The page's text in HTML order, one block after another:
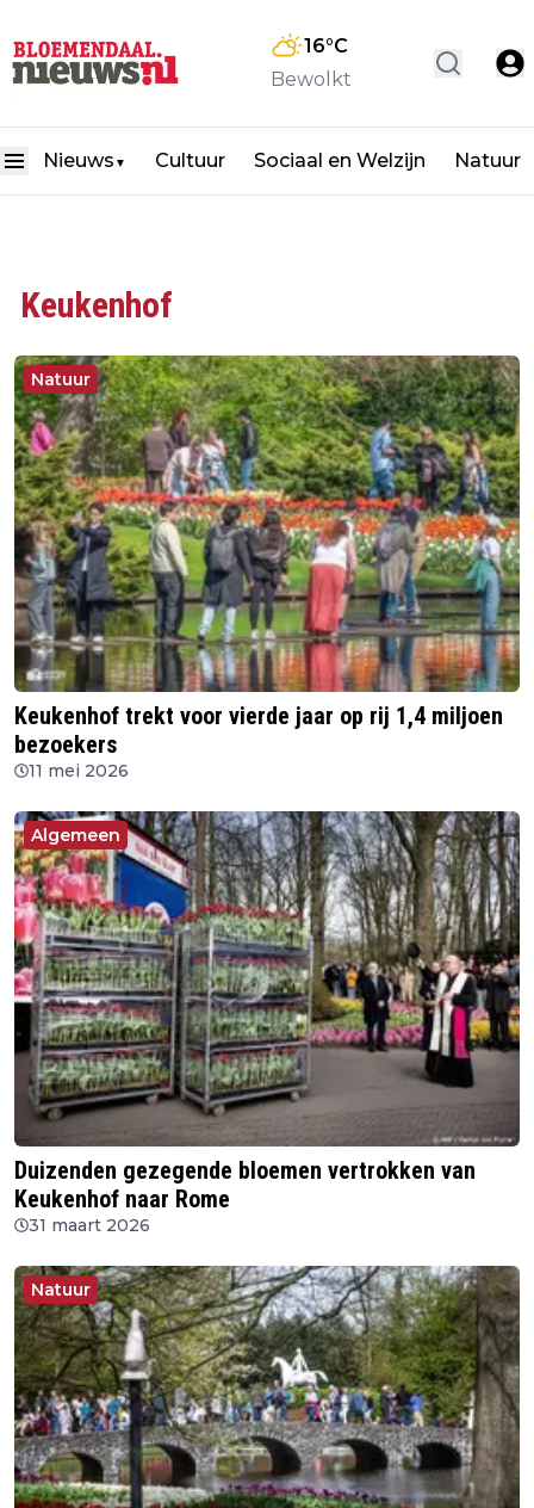
16°C
Bewolkt
Nieuws ▼ Cultuur Sociaal en Welzijn Natuur
Keukenhof
Natuur
Keukenhof trekt voor vierde jaar op rij 1,4 miljoen
bezoekers
11 mei 2026
Algemeen
Duizenden gezegende bloemen vertrokken van
Keukenhof naar Rome
31 maart 2026
Natuur